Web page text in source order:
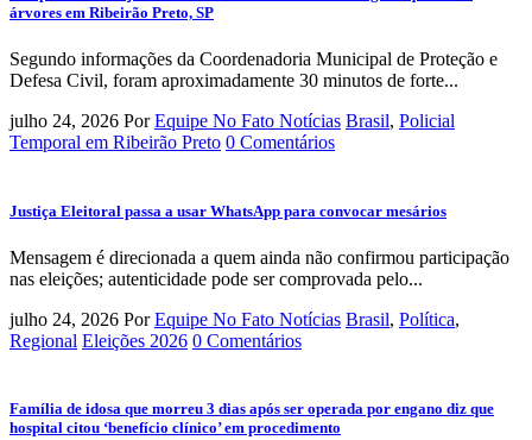
árvores em Ribeirão Preto, SP
Segundo informações da Coordenadoria Municipal de Proteção e
Defesa Civil, foram aproximadamente 30 minutos de forte...
julho 24, 2026 Por Equipe No Fato Notícias Brasil, Policial
Temporal em Ribeirão Preto 0 Comentários
Justiça Eleitoral passa a usar WhatsApp para convocar mesários
Mensagem é direcionada a quem ainda não confirmou participação
nas eleições; autenticidade pode ser comprovada pelo...
julho 24, 2026 Por Equipe No Fato Notícias Brasil, Política,
Regional Eleições 2026 0 Comentários
Família de idosa que morreu 3 dias após ser operada por engano diz que
hospital citou ‘benefício clínico’ em procedimento